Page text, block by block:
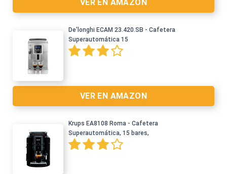
VER EN AMAZON
De'longhi ECAM 23.420.SB - Cafetera
Superautomática 15
VER EN AMAZON
Krups EA8108 Roma - Cafetera
Superautomática, 15 bares,